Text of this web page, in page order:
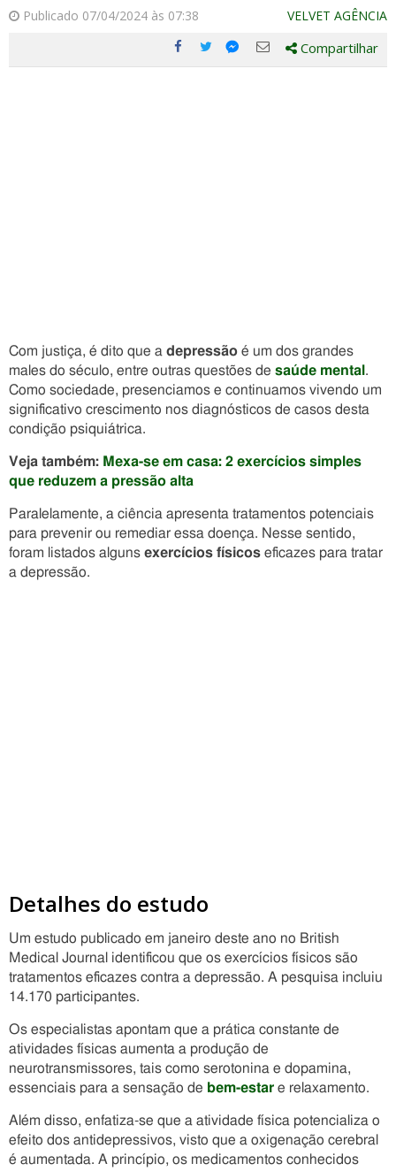
Publicado 07/04/2024 às 07:38 VELVET AGÊNCIA
Compartilhe
Compartilhe
Compartilhe
Compartilhe
Compartilhar
Com justiça, é dito que a depressão é um dos grandes
males do século, entre outras questões de saúde mental .
Como sociedade, presenciamos e continuamos vivendo um
significativo crescimento nos diagnósticos de casos desta
condição psiquiátrica.
Veja também: Mexa-se em casa: 2 exercícios simples
que reduzem a pressão alta
Paralelamente, a ciência apresenta tratamentos potenciais
para prevenir ou remediar essa doença. Nesse sentido,
foram listados alguns exercícios físicos eficazes para tratar
a depressão.
Detalhes do estudo
Um estudo publicado em janeiro deste ano no British
Medical Journal identificou que os exercícios físicos são
tratamentos eficazes contra a depressão. A pesquisa incluiu
14.170 participantes.
Os especialistas apontam que a prática constante de
atividades físicas aumenta a produção de
neurotransmissores, tais como serotonina e dopamina,
essenciais para a sensação de bem-estar e relaxamento.
Além disso, enfatiza-se que a atividade física potencializa o
efeito dos antidepressivos, visto que a oxigenação cerebral
é aumentada. A princípio, os medicamentos conhecidos